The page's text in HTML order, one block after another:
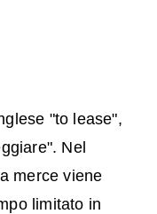
"to lease",
Nel
merce viene
limitato in